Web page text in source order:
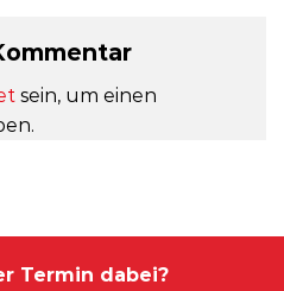
sein, um einen
Termin dabei?